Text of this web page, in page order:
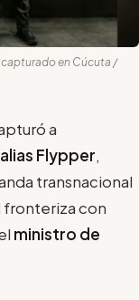
capturado en Cúcuta /
a
Flypper,
transnacional
fronteriza con
ministro de